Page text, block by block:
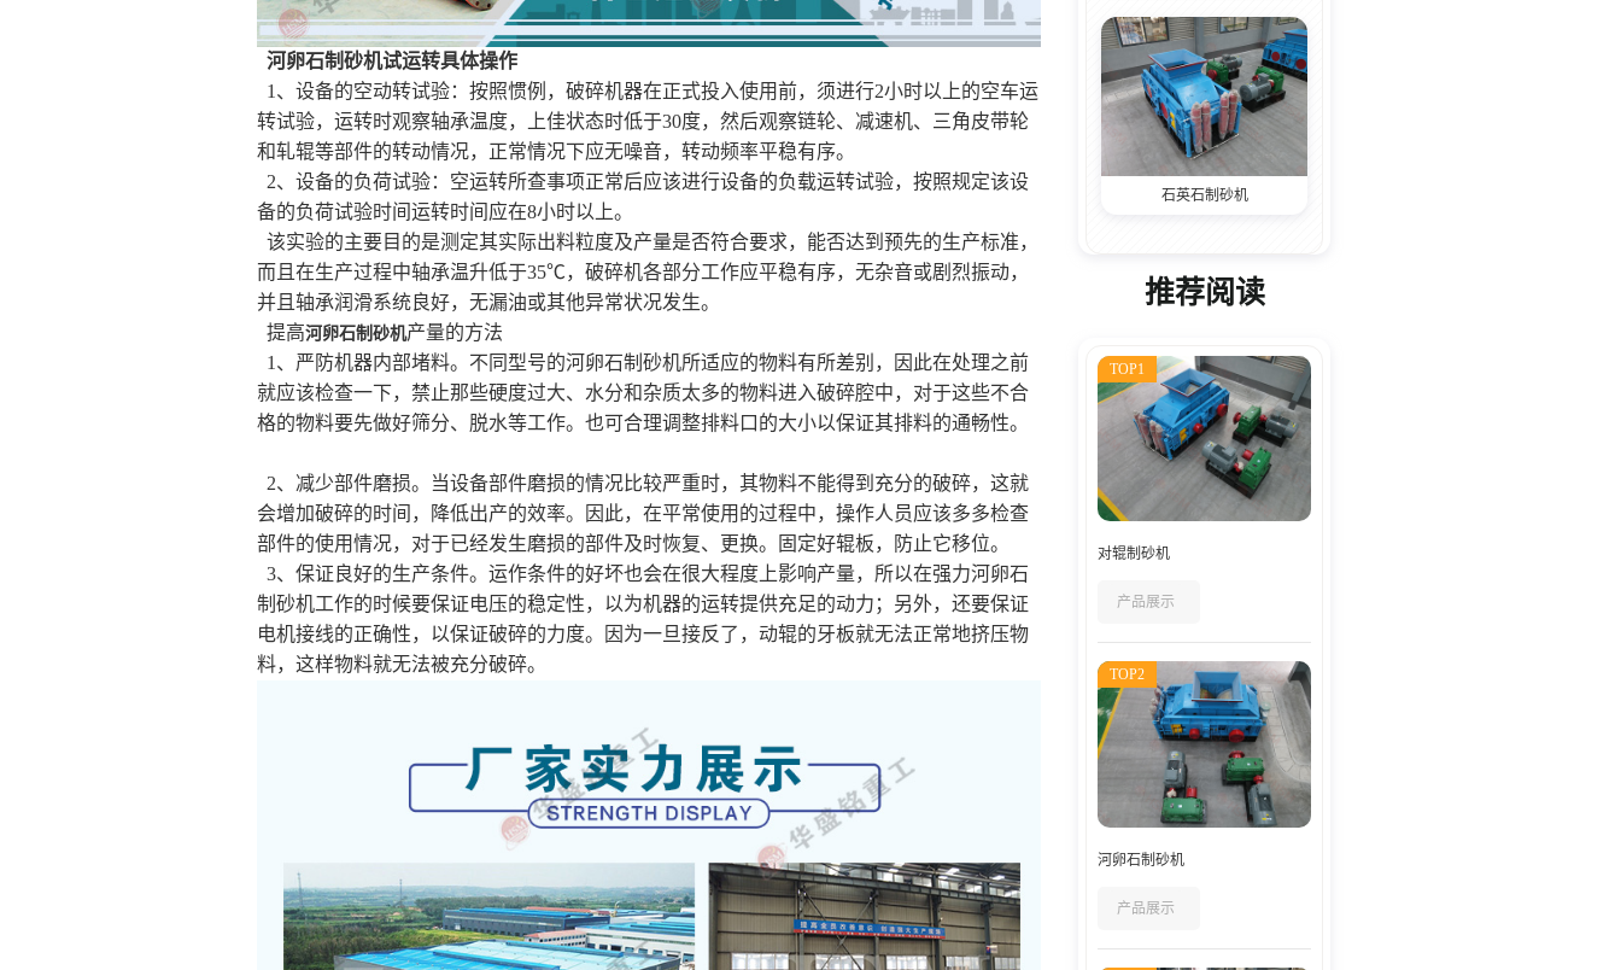
河卵石制砂机试运转具体操作
1、设备的空动转试验：按照惯例，破碎机器在正式投入使用前，须进行2小时以上的空车运
转试验，运转时观察轴承温度，上佳状态时低于30度，然后观察链轮、减速机、三角皮带轮
和轧辊等部件的转动情况，正常情况下应无噪音，转动频率平稳有序。
2、设备的负荷试验：空运转所查事项正常后应该进行设备的负载运转试验，按照规定该设
备的负荷试验时间运转时间应在8小时以上。
该实验的主要目的是测定其实际出料粒度及产量是否符合要求，能否达到预先的生产标准，
而且在生产过程中轴承温升低于35℃，破碎机各部分工作应平稳有序，无杂音或剧烈振动，
并且轴承润滑系统良好，无漏油或其他异常状况发生。
提高河卵石制砂机产量的方法
1、严防机器内部堵料。不同型号的河卵石制砂机所适应的物料有所差别，因此在处理之前
就应该检查一下，禁止那些硬度过大、水分和杂质太多的物料进入破碎腔中，对于这些不合
格的物料要先做好筛分、脱水等工作。也可合理调整排料口的大小以保证其排料的通畅性。
2、减少部件磨损。当设备部件磨损的情况比较严重时，其物料不能得到充分的破碎，这就
会增加破碎的时间，降低出产的效率。因此，在平常使用的过程中，操作人员应该多多检查
部件的使用情况，对于已经发生磨损的部件及时恢复、更换。固定好辊板，防止它移位。
3、保证良好的生产条件。运作条件的好坏也会在很大程度上影响产量，所以在强力河卵石
制砂机工作的时候要保证电压的稳定性，以为机器的运转提供充足的动力；另外，还要保证
电机接线的正确性，以保证破碎的力度。因为一旦接反了，动辊的牙板就无法正常地挤压物
料，这样物料就无法被充分破碎。
石英石制砂机
推荐阅读
TOP1
对辊制砂机
产品展示
TOP2
河卵石制砂机
产品展示